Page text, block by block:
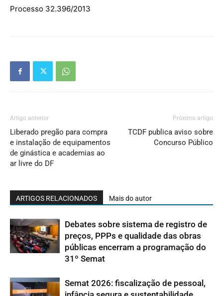
Processo 32.396/2013
Artigo anterior
Liberado pregão para compra
e instalação de equipamentos
de ginástica e academias ao
ar livre do DF
Próximo artigo
TCDF publica aviso sobre
Concurso Público
ARTIGOS RELACIONADOS Mais do autor
Debates sobre sistema de registro de
preços, PPPs e qualidade das obras
públicas encerram a programação do
31º Semat
Semat 2026: fiscalização de pessoal,